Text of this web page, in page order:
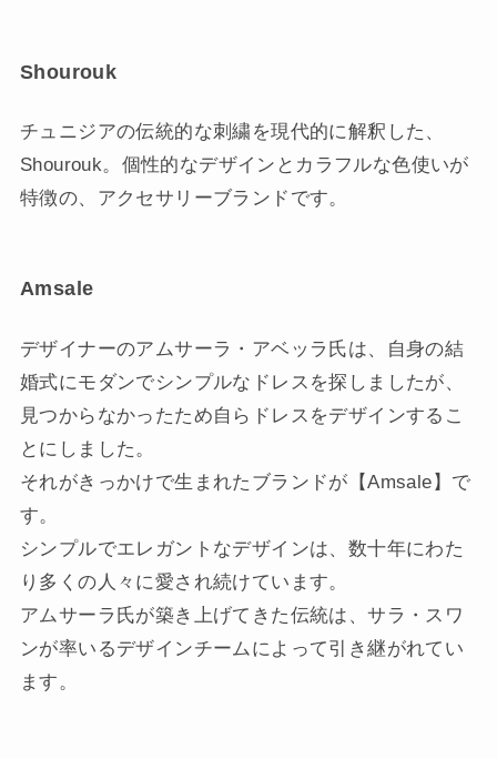
Shourouk
チュニジアの伝統的な刺繍を現代的に解釈した、
Shourouk。個性的なデザインとカラフルな色使いが
特徴の、アクセサリーブランドです。
Amsale
デザイナーのアムサーラ・アベッラ氏は、自身の結
婚式にモダンでシンプルなドレスを探しましたが、
見つからなかったため自らドレスをデザインするこ
とにしました。
それがきっかけで生まれたブランドが【Amsale】で
す。
シンプルでエレガントなデザインは、数十年にわた
り多くの人々に愛され続けています。
アムサーラ氏が築き上げてきた伝統は、サラ・スワ
ンが率いるデザインチームによって引き継がれてい
ます。